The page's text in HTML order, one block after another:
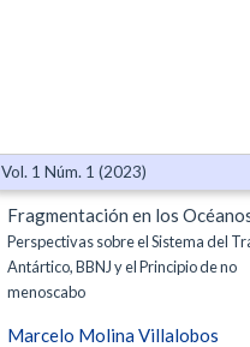
Fragmentación en los
Perspectivas sobre el Sistema del
Antártico, BBNJ y el Principio de no
menoscabo
Marcelo Molina Villalobos
Vol. 1 Núm. 1 (2023)